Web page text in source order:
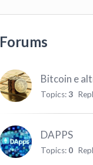
Forums
Bitcoin e
Topics:3
DAPPS
Topics: 0